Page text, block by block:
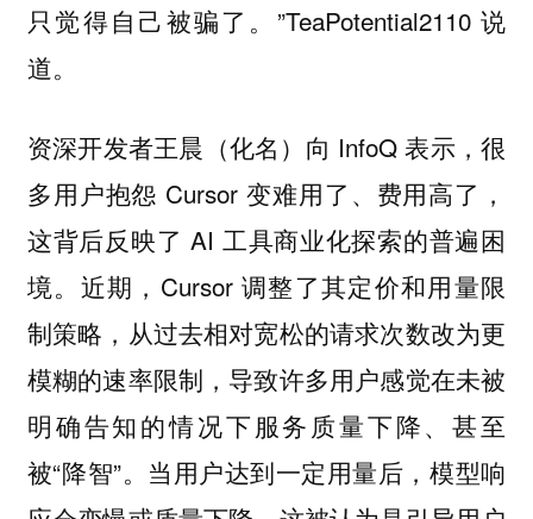
只觉得自己被骗了。”TeaPotential2110 说
道。
资深开发者王晨（化名）向 InfoQ 表示，很
多用户抱怨 Cursor 变难用了、费用高了，
这背后反映了 AI 工具商业化探索的普遍困
境。近期，Cursor 调整了其定价和用量限
制策略，从过去相对宽松的请求次数改为更
模糊的速率限制，导致许多用户感觉在未被
明确告知的情况下服务质量下降、甚至
被“降智”。当用户达到一定用量后，模型响